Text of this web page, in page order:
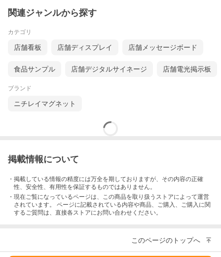
関連ジャンルから探す
カテゴリ
店舗看板 店舗ディスプレイ 店舗メッセージボード
食品サンプル 店舗デジタルサイネージ 店舗電光掲示板
ブランド
ニチレイマグネット
掲載情報について
・掲載している情報の精度には万全を期しておりますが、その内容の正確
性、安全性、有用性を保証するものではありません。
・現在ご覧になっているページは、この商品を取り扱うストアによって運営
されています。 ページに記載されている内容や商品、ご購入 、ご購入に関
するご質問は、直接各ストアにお問い合わせください。
このページのトップへ